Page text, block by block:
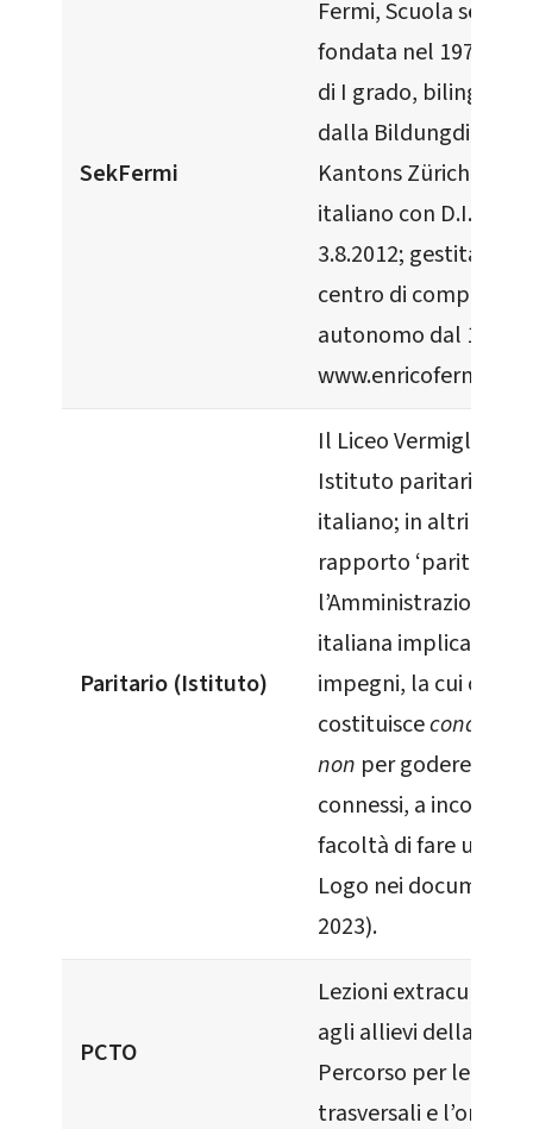
SekFermi
Fermi, Scuola
fondata nel 1977,
di I grado, bilingue,
dalla
Kantons Zürich e
italiano con D.I. 4173
3.8.2012; gestita da
centro di
autonomo dal
www.enricofermi.ch
Paritario (Istituto)
Il Liceo Vermigli
Istituto paritario di
italiano; in altri
rapporto ‘paritario’
l’Amministrazione
italiana implica una
impegni, la cui
costituisceconditio
non per godere dei
connessi, a
facoltà di fare uso
Logo nei documenti
2023).
PCTO
Lezioni
agli allievi della IV
Percorso per le
trasversali e